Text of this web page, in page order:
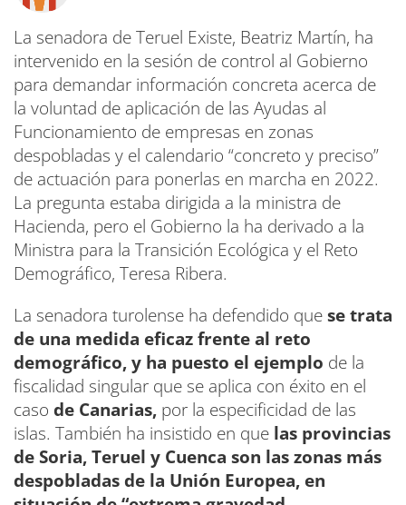
La senadora de Teruel Existe, Beatriz Martín, ha
intervenido en la sesión de control al Gobierno
para demandar información concreta acerca de
la voluntad de aplicación de las Ayudas al
Funcionamiento de empresas en zonas
despobladas y el calendario “concreto y preciso”
de actuación para ponerlas en marcha en 2022.
La pregunta estaba dirigida a la ministra de
Hacienda, pero el Gobierno la ha derivado a la
Ministra para la Transición Ecológica y el Reto
Demográfico, Teresa Ribera.
La senadora turolense ha defendido quese trata
de una medida eficaz frente al reto
demográfico, y ha puesto el ejemplo de la
fiscalidad singular que se aplica con éxito en el
caso de Canarias,por la especificidad de las
islas. También ha insistido en que las provincias
de Soria, Teruel y Cuenca son las zonas más
despobladas de la Unión Europea, en